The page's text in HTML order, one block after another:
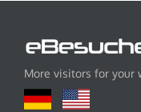
More visitors for your